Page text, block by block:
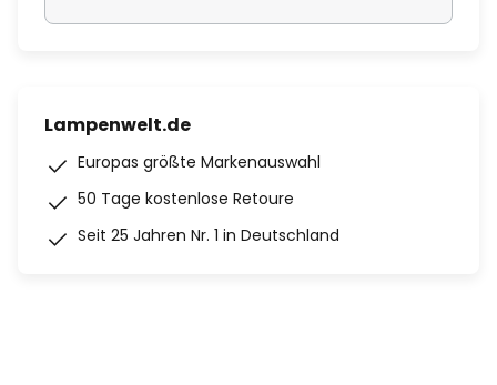
Lampenwelt.de
Europas größte Markenauswahl
50 Tage kostenlose Retoure
Seit 25 Jahren Nr. 1 in Deutschland